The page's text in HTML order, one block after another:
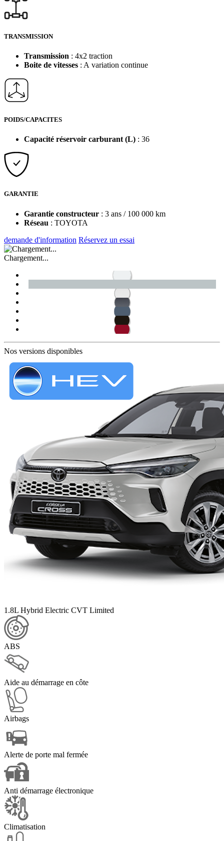
TRANSMISSION
Transmission : 4x2 traction
Boite de vitesses : A variation continue
POIDS/CAPACITES
Capacité réservoir carburant (L) : 36
GARANTIE
Garantie constructeur : 3 ans / 100 000 km
Réseau : TOYOTA
demande d'information Réservez un essai
Chargement...
Nos versions disponibles
1.8L Hybrid Electric CVT Limited
ABS
Aide au démarrage en côte
Airbags
Alerte de porte mal fermée
Anti démarrage électronique
Climatisation